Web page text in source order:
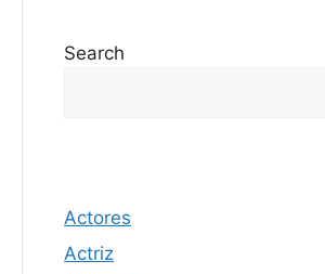
Search
Actores
Actriz